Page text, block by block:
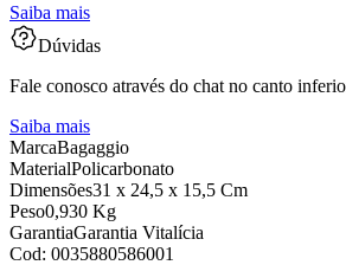
Saiba mais
Dúvidas
Fale conosco através do chat no canto
Saiba mais
MarcaBagaggio
MaterialPolicarbonato
Dimensões31 x 24,5 x 15,5 Cm
Peso0,930 Kg
GarantiaGarantia Vitalícia
Cod: 0035880586001